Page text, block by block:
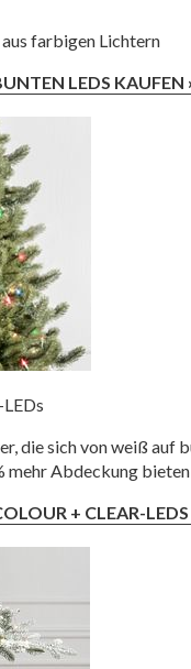
farbigen Lichtern
LEDS KAUFEN
die sich von weiß auf
mehr Abdeckung bieten
+ CLEAR-